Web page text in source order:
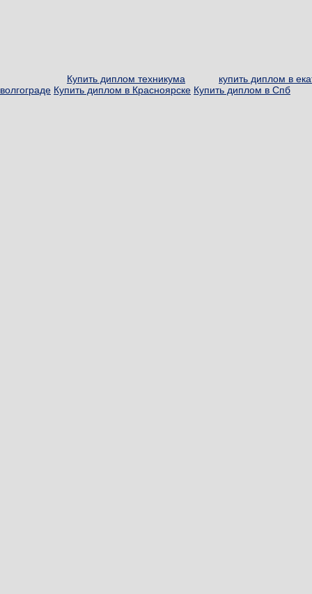
Купить диплом техникума
купить диплом в
волгограде Купить диплом в Красноярске Купить диплом в Спб